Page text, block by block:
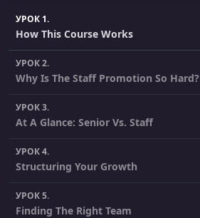
УРОК 1.
How This Course Works
УРОК 2.
Why Is The Staff Promotion So Hard?
УРОК 3.
At A Glance: Senior Vs. Staff
УРОК 4.
Structuring Your Growth
УРОК 5.
Finding The Right Team